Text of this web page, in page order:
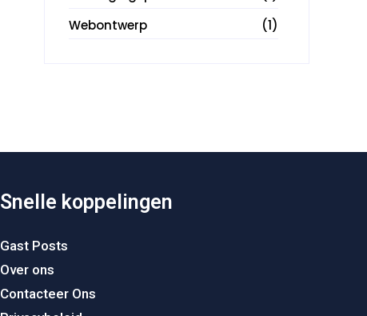
Webontwerp
(1)
Snelle koppelingen
Gast Posts
Over ons
Contacteer Ons